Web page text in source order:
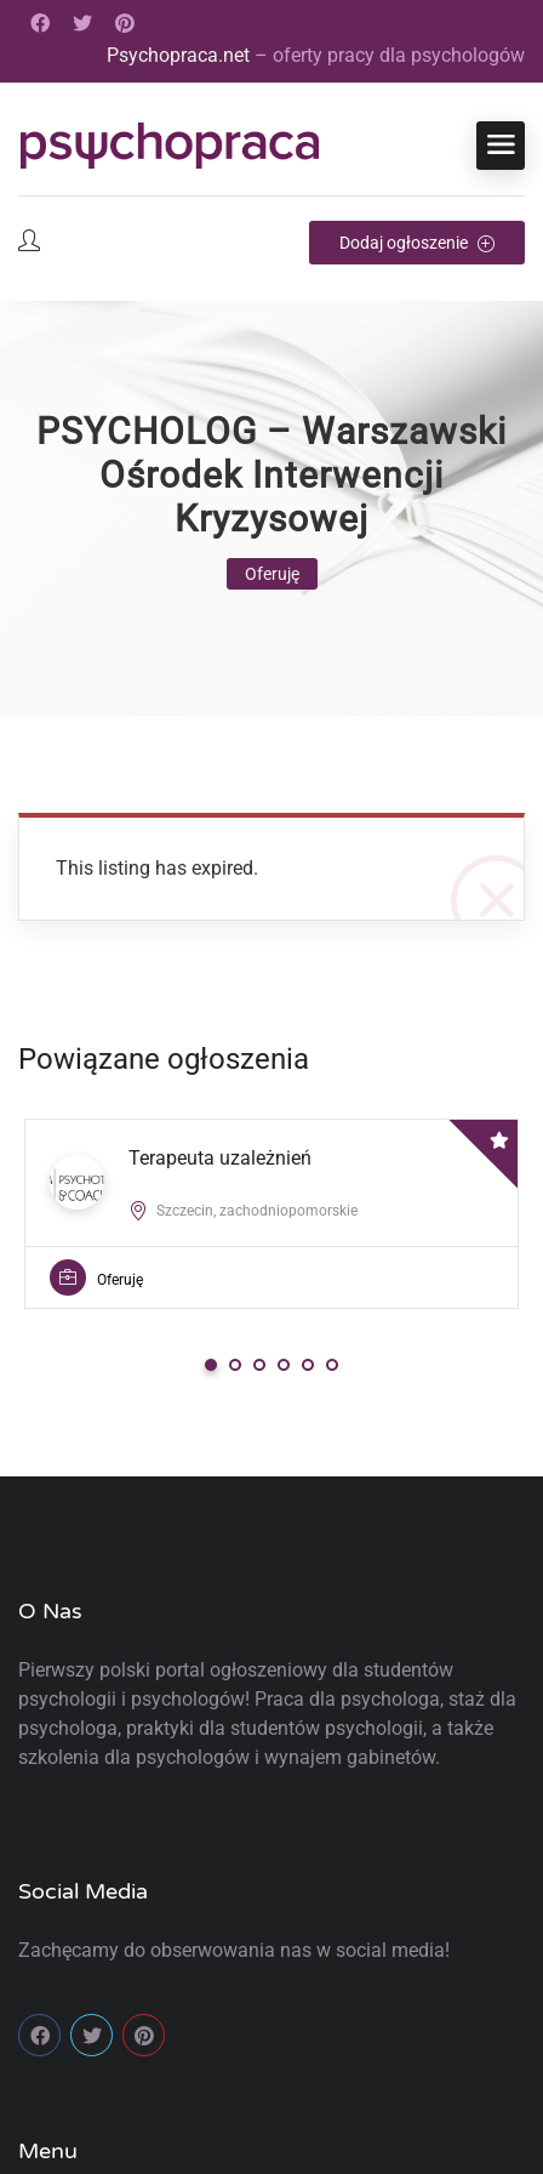
Psychopraca.net – oferty pracy dla psychologów
Dodaj ogłoszenie
PSYCHOLOG – Warszawski
Ośrodek Interwencji
Kryzysowej
Oferuję
This listing has expired.
Powiązane ogłoszenia
Terapeuta uzależnień
Szczecin, zachodniopomorskie
Oferuję
O Nas
Pierwszy polski portal ogłoszeniowy dla studentów
psychologii i psychologów! Praca dla psychologa, staż dla
psychologa, praktyki dla studentów psychologii, a także
szkolenia dla psychologów i wynajem gabinetów.
Social Media
Zachęcamy do obserwowania nas w social media!
Menu